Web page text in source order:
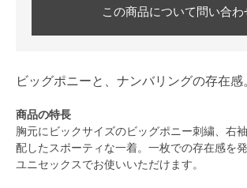
この商品について問い合わ
ビッグポニーと、ナンバリングの存在感。
商品の特長
胸元にビックサイズのビッグポニー刺繍、右
配したスポーティな一着。一枚での存在感を
ユニセックスでお使いいただけます。